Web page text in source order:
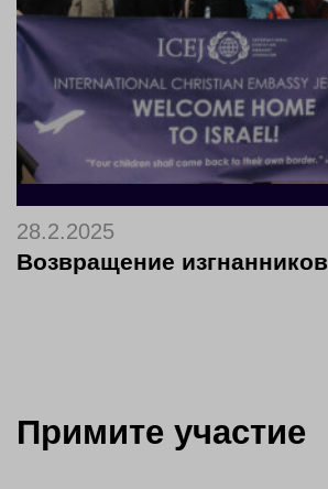
28.2.2025
Возвращение изгнанников
Примите участие